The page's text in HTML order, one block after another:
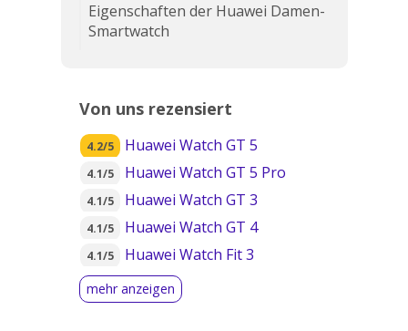
Eigenschaften der Huawei Damen-
Smartwatch
Von uns rezensiert
4.2/5 Huawei Watch GT 5
4.1/5 Huawei Watch GT 5 Pro
4.1/5 Huawei Watch GT 3
4.1/5 Huawei Watch GT 4
4.1/5 Huawei Watch Fit 3